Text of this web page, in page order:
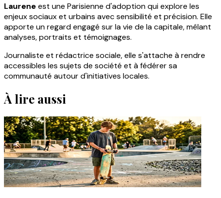
Laureneest une Parisienne d'adoption qui explore les
enjeux sociaux et urbains avec sensibilité et précision. Elle
apporte un regard engagé sur la vie de la capitale, mêlant
analyses, portraits et témoignages.
Journaliste et rédactrice sociale, elle s'attache à rendre
accessibles les sujets de société et à fédérer sa
communauté autour d'initiatives locales.
À lire aussi